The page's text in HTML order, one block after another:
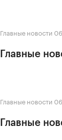
Главные новости
Главные
Главные новости
Главные